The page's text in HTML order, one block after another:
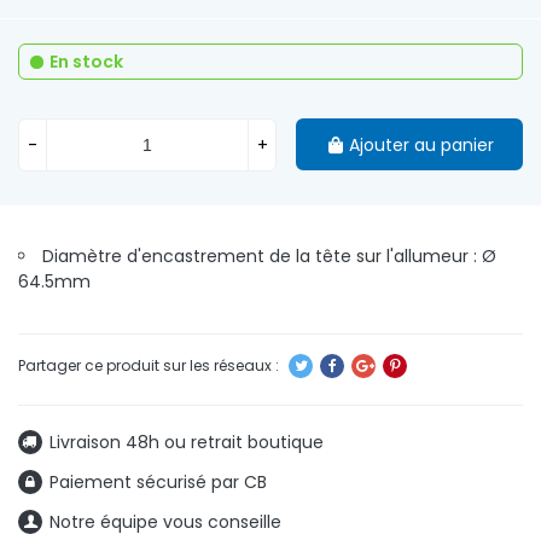
Diamètre d'encastrement de la tête sur l'allumeur : Ø
64.5mm
Livraison 48h ou retrait boutique
Paiement sécurisé par CB
Notre équipe vous conseille
En stock
- + Ajouter au panier